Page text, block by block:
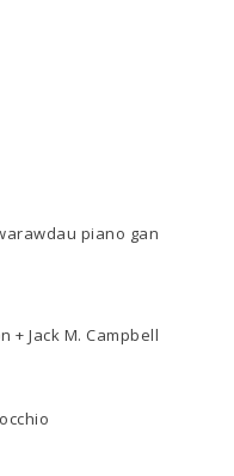
piano gan
+ Jack M. Campbell